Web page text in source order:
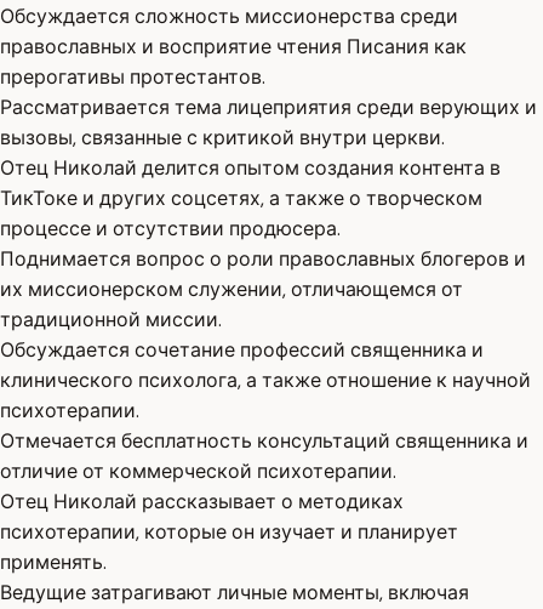
Обсуждается сложность миссионерства среди
православных и восприятие чтения Писания как
прерогативы протестантов.
Рассматривается тема лицеприятия среди верующих и
вызовы, связанные с критикой внутри церкви.
Отец Николай делится опытом создания контента в
ТикТоке и других соцсетях, а также о творческом
процессе и отсутствии продюсера.
Поднимается вопрос о роли православных блогеров и
их миссионерском служении, отличающемся от
традиционной миссии.
Обсуждается сочетание профессий священника и
клинического психолога, а также отношение к научной
психотерапии.
Отмечается бесплатность консультаций священника и
отличие от коммерческой психотерапии.
Отец Николай рассказывает о методиках
психотерапии, которые он изучает и планирует
применять.
Ведущие затрагивают личные моменты, включая